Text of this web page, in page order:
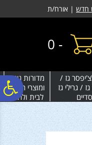
חדש | אורח/ת
-
0
גז /
/ גרילי גז
מדורות גינה
ומוצרי חימום
לבית ולחצר